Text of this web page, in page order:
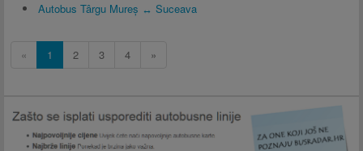
Autobus Târgu Mureș ↔ Suceava
« 1 2 3 4 »